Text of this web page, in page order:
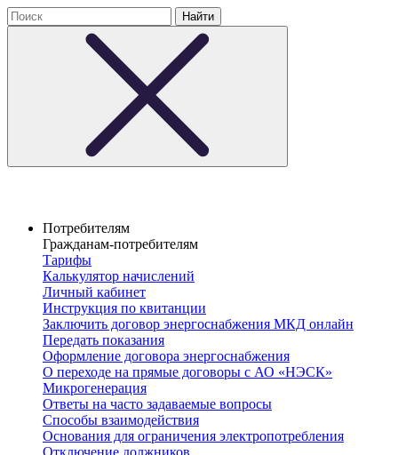
Потребителям
Гражданам-потребителям
Тарифы
Калькулятор начислений
Личный кабинет
Инструкция по квитанции
Заключить договор энергоснабжения МКД онлайн
Передать показания
Оформление договора энергоснабжения
О переходе на прямые договоры с АО «НЭСК»
Микрогенерация
Ответы на часто задаваемые вопросы
Способы взаимодействия
Основания для ограничения электропотребления
Отключение должников